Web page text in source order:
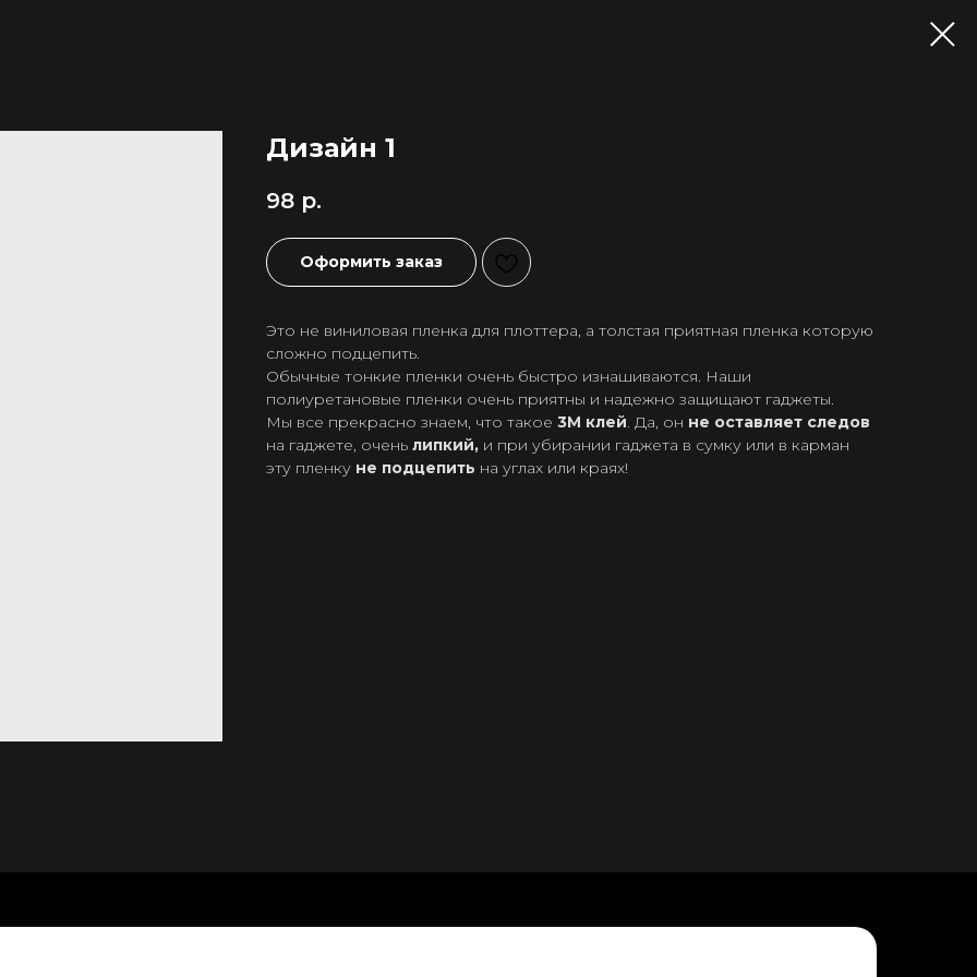
Дизайн 1
98 р.
Оформить заказ
Это не виниловая пленка для плоттера, а толстая приятная пленка которую
сложно подцепить.
Обычные тонкие пленки очень быстро изнашиваются. Наши
полиуретановые пленки очень приятны и надежно защищают гаджеты.
Мы все прекрасно знаем, что такое 3М клей. Да, он не оставляет следов
на гаджете, очень липкий, и при убирании гаджета в сумку или в карман
эту пленку не подцепить на углах или краях!